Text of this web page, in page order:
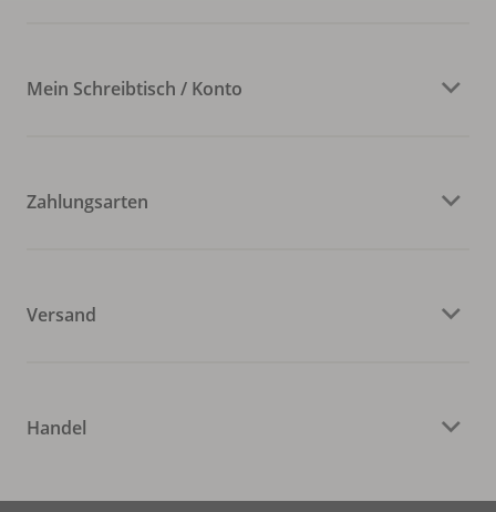
Mein Schreibtisch / Konto
Zahlungsarten
Versand
Handel